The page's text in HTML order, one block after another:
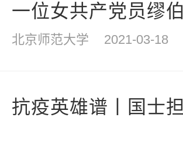
一位女共产党员缪
北京师范大学 2021-03-18
抗疫英雄谱丨国士